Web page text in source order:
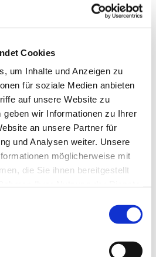
Cookies
um Inhalte und Anzeigen zu
für soziale Medien anbieten
auf unsere Website zu
geben wir Informationen zu Ihrer
an unsere Partner für
und Analysen weiter. Unsere
möglicherweise mit
die Sie ihnen bereitgestellt
Sie auch